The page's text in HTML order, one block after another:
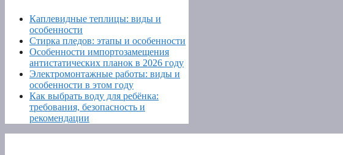
Каплевидные теплицы: виды и
особенности
Стирка пледов: этапы и особенности
Особенности импортозамещения
антистатических планок в 2026 году
Электромонтажные работы: виды и
особенности в этом году
Как выбрать воду для ребёнка:
требования, безопасность и
рекомендации